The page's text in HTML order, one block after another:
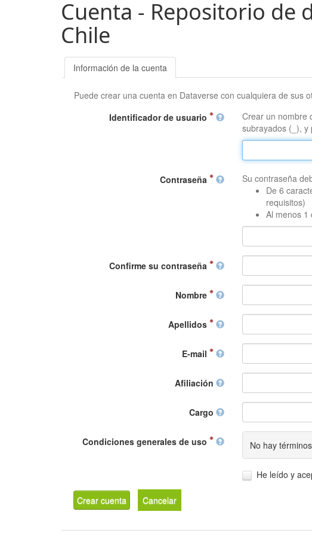
Cuenta - Repositorio de
Chile
Información de la cuenta
Puede crear una cuenta en Dataverse con cualquiera de sus
Identificador de usuario
Crear un nombre
subrayados (_), y
Contraseña
Su contraseña
De 6
requisitos)
Al menos 1
Confirme su contraseña
Nombre
Apellidos
E-mail
Afiliación
Cargo
Condiciones generales de uso No hay
He leído y
Crear cuenta Cancelar